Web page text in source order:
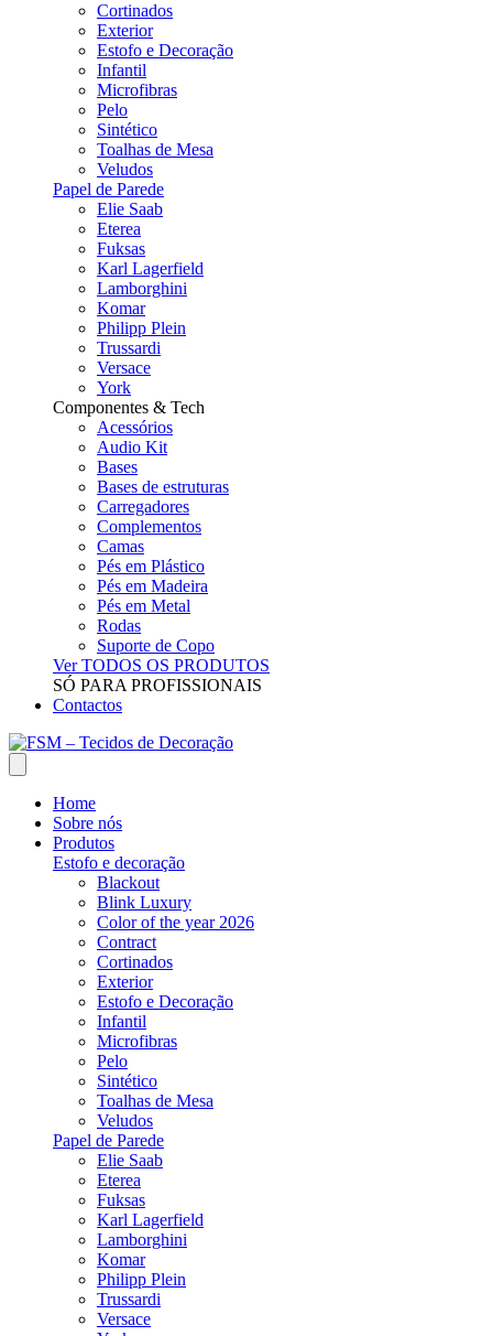
Cortinados
Exterior
Estofo e Decoração
Infantil
Microfibras
Pelo
Sintético
Toalhas de Mesa
Veludos
Papel de Parede
Elie Saab
Eterea
Fuksas
Karl Lagerfield
Lamborghini
Komar
Philipp Plein
Trussardi
Versace
York
Componentes & Tech
Acessórios
Audio Kit
Bases
Bases de estruturas
Carregadores
Complementos
Camas
Pés em Plástico
Pés em Madeira
Pés em Metal
Rodas
Suporte de Copo
Ver TODOS OS PRODUTOS
SÓ PARA PROFISSIONAIS
Contactos
Home
Sobre nós
Produtos
Estofo e decoração
Blackout
Blink Luxury
Color of the year 2026
Contract
Cortinados
Exterior
Estofo e Decoração
Infantil
Microfibras
Pelo
Sintético
Toalhas de Mesa
Veludos
Papel de Parede
Elie Saab
Eterea
Fuksas
Karl Lagerfield
Lamborghini
Komar
Philipp Plein
Trussardi
Versace